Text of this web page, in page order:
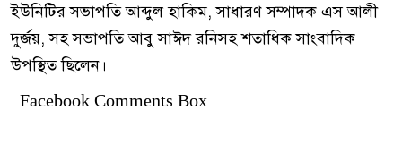
ইউনিটির সভাপতি আব্দুল হাকিম, সাধারণ সম্পাদক এস আলী
দুর্জয়, সহ সভাপতি আবু সাঈদ রনিসহ শতাধিক সাংবাদিক
উপস্থিত ছিলেন।
Facebook Comments Box